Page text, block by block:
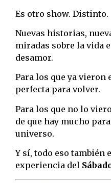
Es otro show. Distinto.
Nuevas historias,
miradas sobre la vida
desamor.
Para los que ya vieron
perfecta para volver.
Para los que no lo
de que hay mucho
universo.
Y sí, todo eso también
experiencia del